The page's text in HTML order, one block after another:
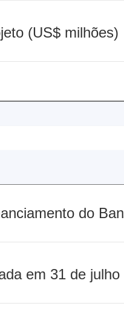
(US$ milhões)
do
em 31 de julho